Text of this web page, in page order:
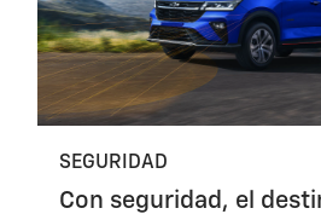
SEGURIDAD
Con seguridad, el